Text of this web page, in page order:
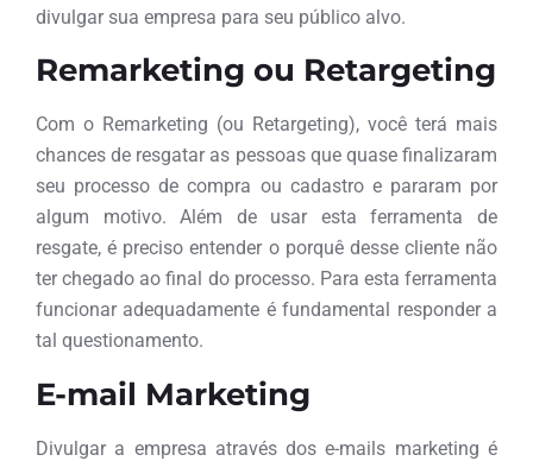
divulgar sua empresa para seu público alvo.
Remarketing ou Retargeting
Com o Remarketing (ou Retargeting), você terá mais
chances de resgatar as pessoas que quase finalizaram
seu processo de compra ou cadastro e pararam por
algum motivo. Além de usar esta ferramenta de
resgate, é preciso entender o porquê desse cliente não
ter chegado ao final do processo. Para esta ferramenta
funcionar adequadamente é fundamental responder a
tal questionamento.
E-mail Marketing
Divulgar a empresa através dos e-mails marketing é